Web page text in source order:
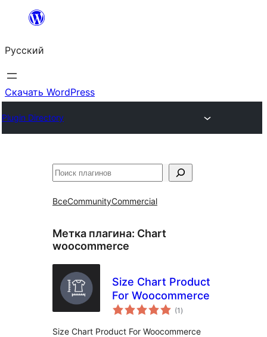
Перейти
содержимому
Русский
Скачать WordPress
Plugin Directory
Поиск
ВсеCommunityCommercial
Метка плагина: Chart
woocommerce
Size Chart Product
For Woocommerce
(1 общий
рейтинг
)
Size Chart Product For Woocommerce